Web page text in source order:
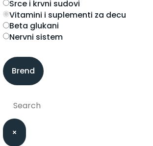
srce i krvni sudovi
vitamini i suplementi za decu
beta glukani
nervni sistem
Brend
×